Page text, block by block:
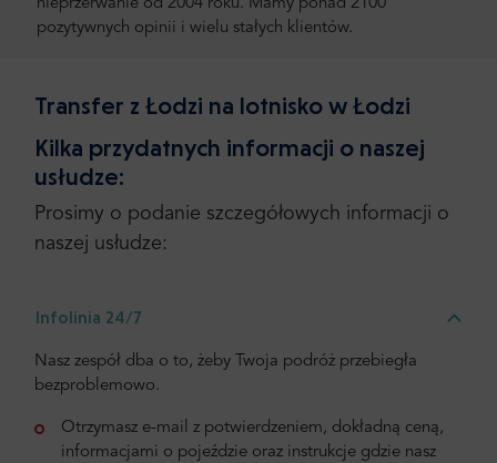
nieprzerwanie od 2004 roku. Mamy ponad 2100
pozytywnych opinii i wielu stałych klientów.
Transfer z Łodzi na lotnisko w Łodzi
Kilka przydatnych informacji o naszej
usłudze:
Prosimy o podanie szczegółowych informacji o
naszej usłudze:
Infolinia 24/7
Nasz zespół dba o to, żeby Twoja podróż przebiegła
bezproblemowo.
Otrzymasz e-mail z potwierdzeniem, dokładną ceną,
informacjami o pojeździe oraz instrukcje gdzie nasz